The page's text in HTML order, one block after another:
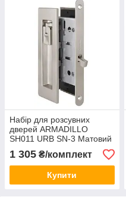
Набір для розсувних
дверей ARMADILLO
SH011 URB SN-3 Матовий
нікель
1 305 ₴/комплект
Купити